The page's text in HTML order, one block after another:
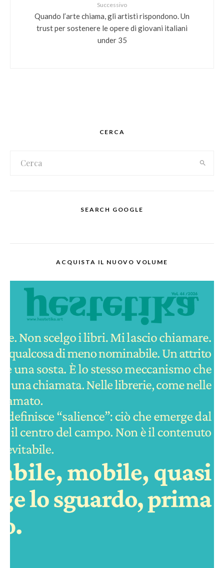
Successivo
Quando l’arte chiama, gli artisti rispondono. Un
trust per sostenere le opere di giovani italiani
under 35
CERCA
SEARCH GOOGLE
ACQUISTA IL NUOVO VOLUME